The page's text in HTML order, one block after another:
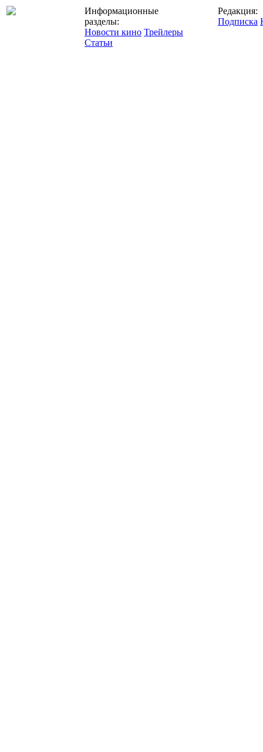
Информационные
разделы:
Новости кино Трейлеры
Статьи
Редакция:
Подписка